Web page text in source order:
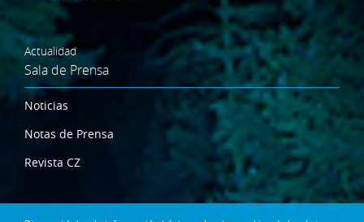
Actualidad
Sala de Prensa
Noticias
Notas de Prensa
Revista CZ